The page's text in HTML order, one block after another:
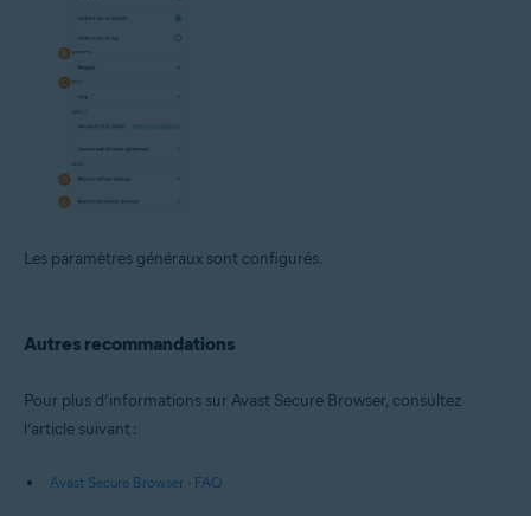
Les paramètres généraux sont configurés.
Autres recommandations
Pour plus d’informations sur Avast Secure Browser, consultez
l’article suivant :
Avast Secure Browser - FAQ